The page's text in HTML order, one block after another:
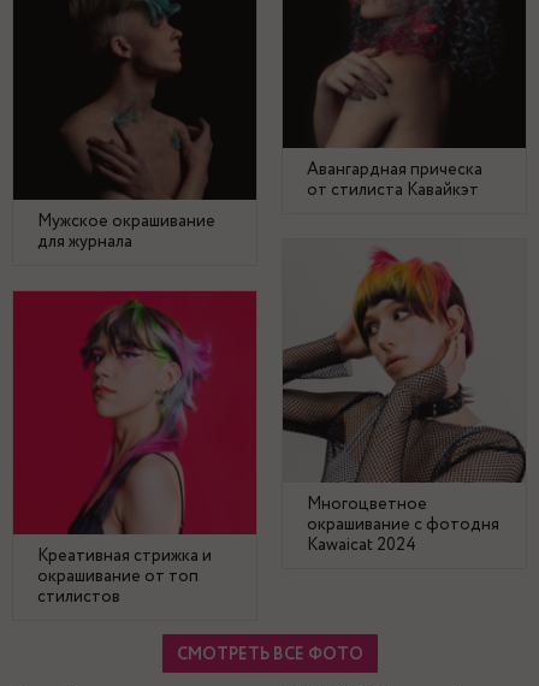
Авангардная прическа
от стилиста Кавайкэт
Мужское окрашивание
для журнала
Многоцветное
окрашивание с фотодня
Kawaicat 2024
Креативная стрижка и
окрашивание от топ
стилистов
СМОТРЕТЬ ВСЕ ФОТО